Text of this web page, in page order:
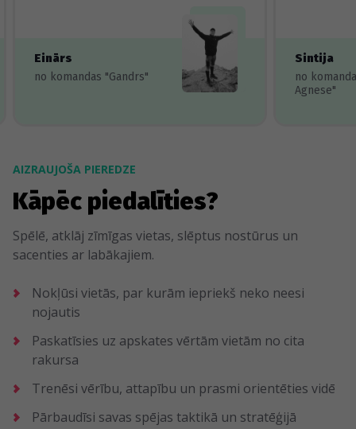
Einārs
no komandas "Gandrs"
Sintija
no
Agnese"
AIZRAUJOŠA PIEREDZE
Kāpēc piedalīties?
Spēlē, atklāj zīmīgas vietas, slēptus nostūrus un
sacenties ar labākajiem.
Nokļūsi vietās, par kurām iepriekš neko neesi
nojautis
Paskatīsies uz apskates vērtām vietām no cita
rakursa
Trenēsi vērību, attapību un prasmi orientēties vidē
Pārbaudīsi savas spējas taktikā un stratēģijā